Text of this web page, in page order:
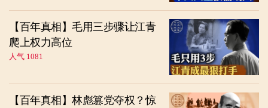
【百年真相】毛用三步骤让江青
爬上权力高位
人气 1081
【百年真相】林彪篡党夺权？惊